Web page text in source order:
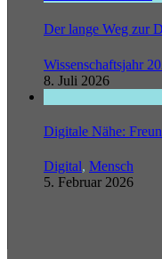
Der lange Weg zur
Wissenschaftsjahr
8. Juli 2026
Digitale Nähe:
Digital, Mensch
5. Februar 2026